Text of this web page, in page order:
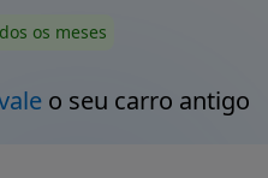
os meses
o seu carro antigo